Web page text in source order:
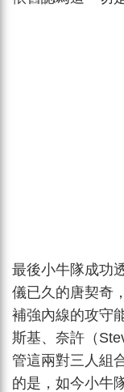
最後小牛隊成功
儀已久的唐契奇
補強內線的攻守
斯基、奈許（
管這兩對三人組
的是，如今小牛